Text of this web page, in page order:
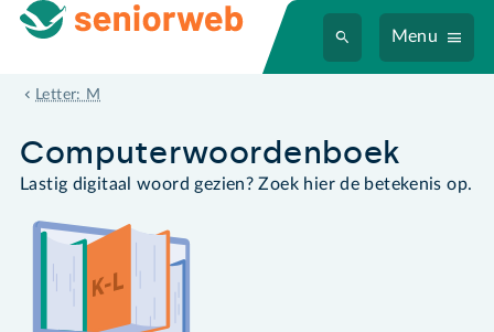
Menu
Letter: M
malware
Computer­woordenboek
Lastig digitaal woord gezien? Zoek hier de betekenis op.